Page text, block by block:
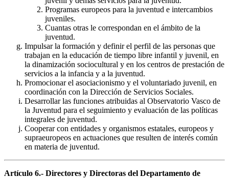
Programas europeos para la juventud e intercambios
juveniles.
Cuantas otras le correspondan en el ámbito de la
juventud.
Impulsar la formación y definir el perfil de las personas que
trabajan en la educación de tiempo libre infantil y juvenil, en
la dinamización sociocultural y en los centros de prestación de
servicios a la infancia y a la juventud.
Promocionar el asociacionismo y el voluntariado juvenil, en
coordinación con la Dirección de Servicios Sociales.
Desarrollar las funciones atribuidas al Observatorio Vasco de
la Juventud para el seguimiento y evaluación de las políticas
integrales de juventud.
Cooperar con entidades y organismos estatales, europeos y
supraeuropeos en actuaciones que resulten de interés común
en materia de juventud.
Artículo 6.- Directores y Directoras del Departamento de